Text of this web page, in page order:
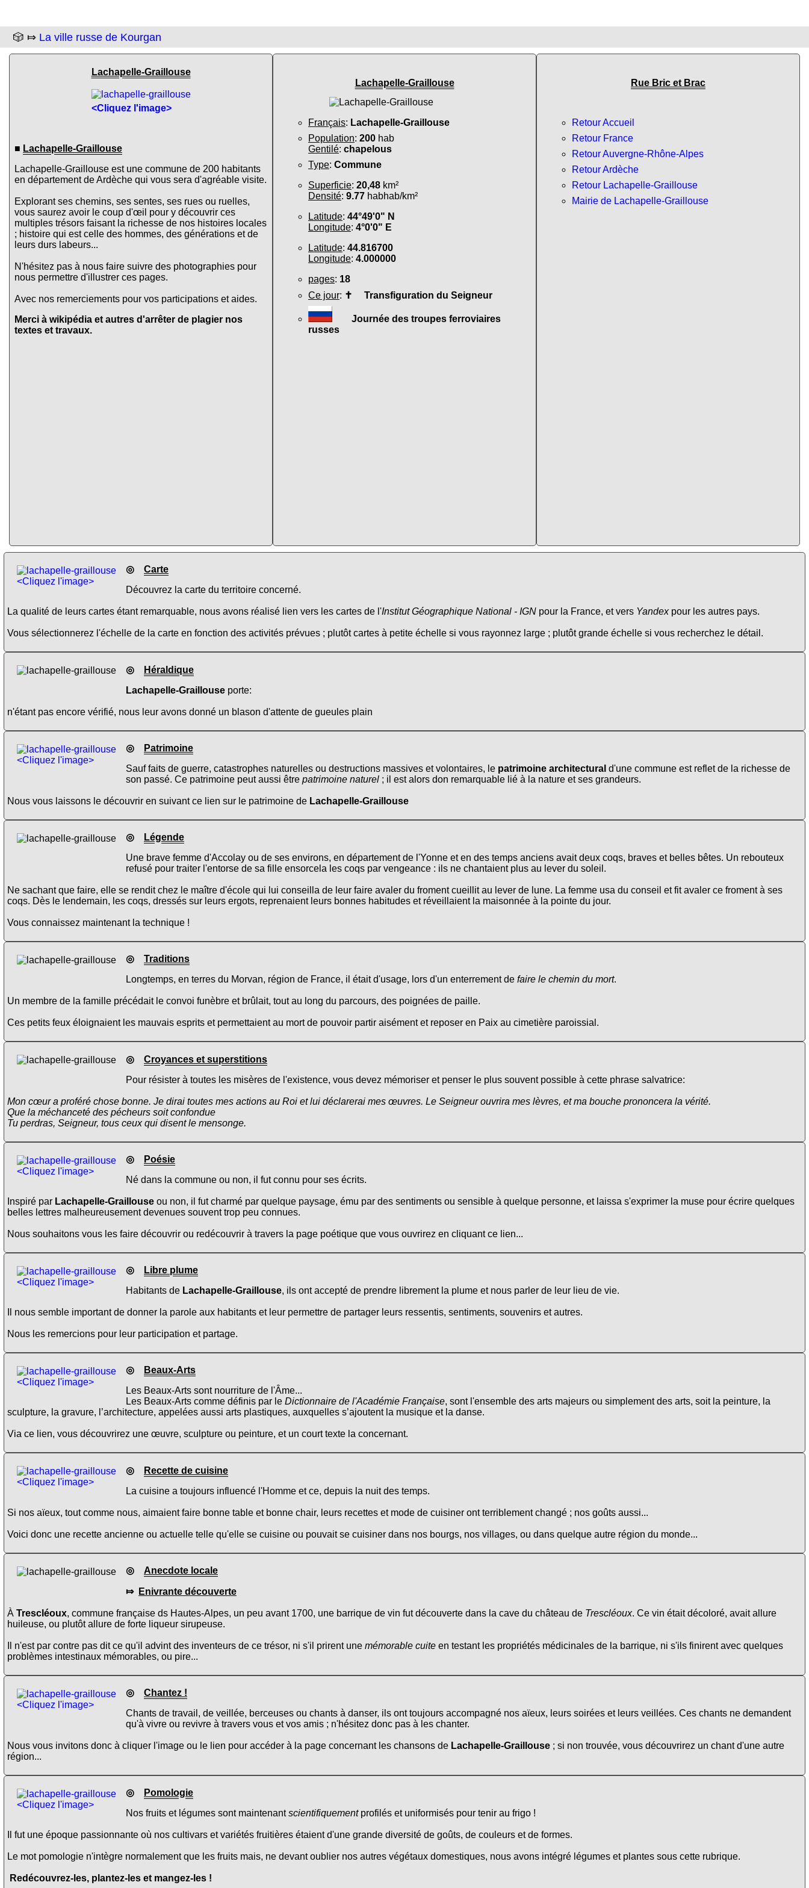
🎲 ⤇ La ville russe de Kourgan
Lachapelle-Graillouse
<Cliquez l'image>
■ Lachapelle-Graillouse
Lachapelle-Graillouse est une commune de 200 habitants
en département de Ardèche qui vous sera d'agréable visite.
Explorant ses chemins, ses sentes, ses rues ou ruelles,
vous saurez avoir le coup d'œil pour y découvrir ces
multiples trésors faisant la richesse de nos histoires locales
; histoire qui est celle des hommes, des générations et de
leurs durs labeurs...
N'hésitez pas à nous faire suivre des photographies pour
nous permettre d'illustrer ces pages.
Avec nos remerciements pour vos participations et aides.
Merci à wikipédia et autres d'arrêter de plagier nos
textes et travaux.
Lachapelle-Graillouse
Français: Lachapelle-Graillouse
Population: 200 hab
Gentilé: chapelous
Type: Commune
Superficie: 20,48 km²
Densité: 9.77 habhab/km²
Latitude: 44°49'0" N
Longitude: 4°0'0" E
Latitude: 44.816700
Longitude: 4.000000
pages: 18
Ce jour: ✝ Transfiguration du Seigneur
Journée des troupes ferroviaires
russes
Rue Bric et Brac
Retour Accueil
Retour France
Retour Auvergne-Rhône-Alpes
Retour Ardèche
Retour Lachapelle-Graillouse
Mairie de Lachapelle-Graillouse
<Cliquez l'image>
◎ Carte
Découvrez la carte du territoire concerné.
La qualité de leurs cartes étant remarquable, nous avons réalisé lien vers les cartes de l'Institut Géographique National - IGN pour la France, et vers Yandexpour les autres pays.
Vous sélectionnerez l'échelle de la carte en fonction des activités prévues ; plutôt cartes à petite échelle si vous rayonnez large ; plutôt grande échelle si vous recherchez le détail.
◎
Héraldique
Lachapelle-Graillouse porte:
n'étant pas encore vérifié, nous leur avons donné un blason d'attente de gueules plain
<Cliquez l'image>
◎
Patrimoine
Sauf faits de guerre, catastrophes naturelles ou destructions massives et volontaires, le patrimoine architectural d'une commune est reflet de la richesse de
son passé. Ce patrimoine peut aussi être patrimoine naturel ; il est alors don remarquable lié à la nature et ses grandeurs.
Nous vous laissons le découvrir en suivant ce lien sur le patrimoine de Lachapelle-Graillouse
◎
Légende
Une brave femme d'Accolay ou de ses environs, en département de l'Yonne et en des temps anciens avait deux coqs, braves et belles bêtes. Un rebouteux
refusé pour traiter l'entorse de sa fille ensorcela les coqs par vengeance : ils ne chantaient plus au lever du soleil.
Ne sachant que faire, elle se rendit chez le maître d'école qui lui conseilla de leur faire avaler du froment cueillit au lever de lune. La femme usa du conseil et fit avaler ce froment à ses
coqs. Dès le lendemain, les coqs, dressés sur leurs ergots, reprenaient leurs bonnes habitudes et réveillaient la maisonnée à la pointe du jour.
Vous connaissez maintenant la technique !
◎ Traditions
Longtemps, en terres du Morvan, région de France, il était d'usage, lors d'un enterrement de faire le chemin du mort.
Un membre de la famille précédait le convoi funèbre et brûlait, tout au long du parcours, des poignées de paille.
Ces petits feux éloignaient les mauvais esprits et permettaient au mort de pouvoir partir aisément et reposer en Paix au cimetière paroissial.
◎ Croyances et superstitions
Pour résister à toutes les misères de l'existence, vous devez mémoriser et penser le plus souvent possible à cette phrase salvatrice:
Mon cœur a proféré chose bonne. Je dirai toutes mes actions au Roi et lui déclarerai mes œuvres. Le Seigneur ouvrira mes lèvres, et ma bouche prononcera la vérité.
Que la méchanceté des pécheurs soit confondue
Tu perdras, Seigneur, tous ceux qui disent le mensonge.
<Cliquez l'image>
◎
Poésie
Né dans la commune ou non, il fut connu pour ses écrits.
Inspiré par Lachapelle-Graillouse ou non, il fut charmé par quelque paysage, ému par des sentiments ou sensible à quelque personne, et laissa s'exprimer la muse pour écrire quelques
belles lettres malheureusement devenues souvent trop peu connues.
Nous souhaitons vous les faire découvrir ou redécouvrir à travers la page poétique que vous ouvrirez en cliquant ce lien...
<Cliquez l'image>
◎
Libre plume
Habitants de Lachapelle-Graillouse, ils ont accepté de prendre librement la plume et nous parler de leur lieu de vie.
Il nous semble important de donner la parole aux habitants et leur permettre de partager leurs ressentis, sentiments, souvenirs et autres.
Nous les remercions pour leur participation et partage.
<Cliquez l'image>
◎
Beaux-Arts
Les Beaux-Arts sont nourriture de l'Âme...
Les Beaux-Arts comme définis par le Dictionnaire de l'Académie Française, sont l'ensemble des arts majeurs ou simplement des arts, soit la peinture, la
sculpture, la gravure, l’architecture, appelées aussi arts plastiques, auxquelles s’ajoutent la musique et la danse.
Via ce lien, vous découvrirez une œuvre, sculpture ou peinture, et un court texte la concernant.
<Cliquez l'image>
◎
Recette de cuisine
La cuisine a toujours influencé l'Homme et ce, depuis la nuit des temps.
Si nos aïeux, tout comme nous, aimaient faire bonne table et bonne chair, leurs recettes et mode de cuisiner ont terriblement changé ; nos goûts aussi...
Voici donc une recette ancienne ou actuelle telle qu'elle se cuisine ou pouvait se cuisiner dans nos bourgs, nos villages, ou dans quelque autre région du monde...
◎ Anecdote locale
⤇ Enivrante découverte
À Trescléoux, commune française ds Hautes-Alpes, un peu avant 1700, une barrique de vin fut découverte dans la cave du château de Trescléoux. Ce vin était décoloré, avait allure
huileuse, ou plutôt allure de forte liqueur sirupeuse.
Il n'est par contre pas dit ce qu'il advint des inventeurs de ce trésor, ni s'il prirent une mémorable cuite en testant les propriétés médicinales de la barrique, ni s'ils finirent avec quelques
problèmes intestinaux mémorables, ou pire...
<Cliquez l'image>
◎ Chantez !
Chants de travail, de veillée, berceuses ou chants à danser, ils ont toujours accompagné nos aïeux, leurs soirées et leurs veillées. Ces chants ne demandent
qu'à vivre ou revivre à travers vous et vos amis ; n'hésitez donc pas à les chanter.
Nous vous invitons donc à cliquer l'image ou le lien pour accéder à la page concernant les chansons de Lachapelle-Graillouse ; si non trouvée, vous découvrirez un chant d'une autre
région...
<Cliquez l'image>
◎
Pomologie
Nos fruits et légumes sont maintenantscientifiquementprofilés et uniformisés pour tenir au frigo !
Il fut une époque passionnante où nos cultivars et variétés fruitières étaient d'une grande diversité de goûts, de couleurs et de formes.
Le mot pomologie n'intègre normalement que les fruits mais, ne devant oublier nos autres végétaux domestiques, nous avons intégré légumes et plantes sous cette rubrique.
Redécouvrez-les, plantez-les et mangez-les !